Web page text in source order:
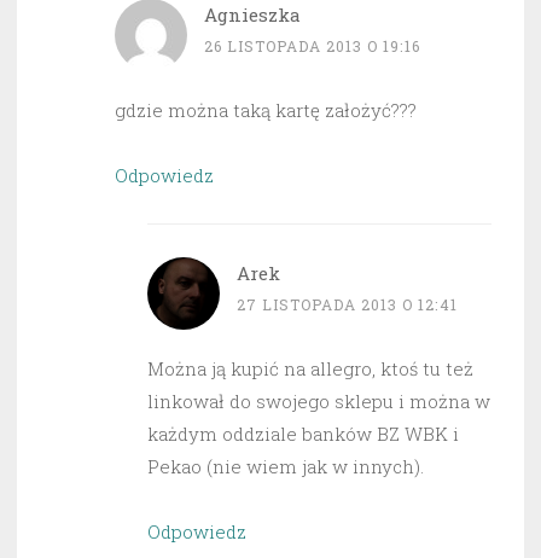
Agnieszka
26 LISTOPADA 2013 O 19:16
gdzie można taką kartę założyć???
Odpowiedz
Arek
27 LISTOPADA 2013 O 12:41
Można ją kupić na allegro, ktoś tu też
linkował do swojego sklepu i można w
każdym oddziale banków BZ WBK i
Pekao (nie wiem jak w innych).
Odpowiedz